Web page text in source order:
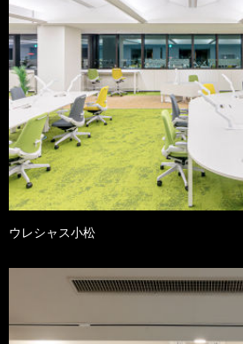
ウレシャス小松